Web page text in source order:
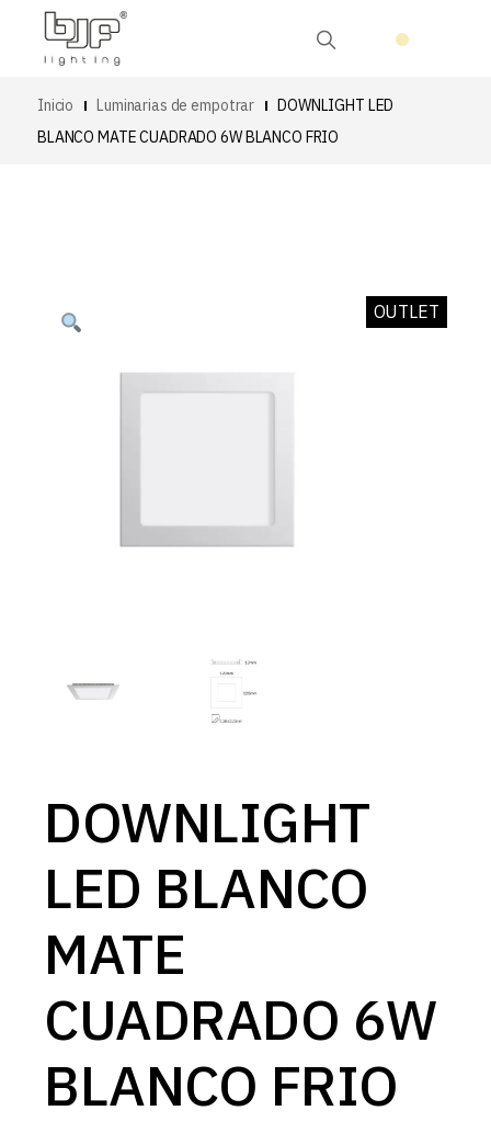
Inicio Luminarias de empotrar
DOWNLIGHT LED
BLANCO MATE CUADRADO 6W BLANCO FRIO
OUTLET
DOWNLIGHT
LED BLANCO
MATE
CUADRADO 6W
BLANCO FRIO